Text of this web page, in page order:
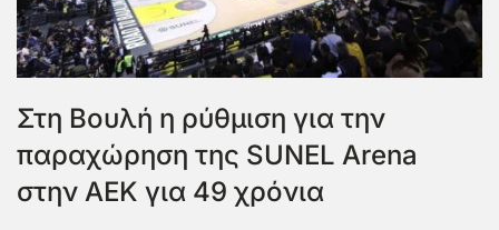
Στη Βουλή η ρύθμιση για την
παραχώρηση της SUNEL Arena
στην ΑΕΚ για 49 χρόνια